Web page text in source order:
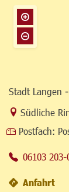
Stadt Langen
Link zur
Südliche
Postfach:
06103 203-
Anfahrt